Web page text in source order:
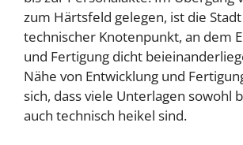
zum Härtsfeld gelegen, ist die
technischer Knotenpunkt, an dem
und Fertigung dicht
Nähe von Entwicklung und
sich, dass viele Unterlagen sowohl
auch technisch heikel sind.